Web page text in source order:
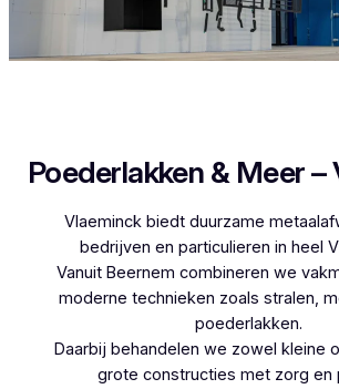
Poederlakken & Meer –
Vlaeminck biedt duurzame
bedrijven en particulieren in heel
Vanuit Beernem combineren we
moderne technieken zoals stralen,
poederlakken.
Daarbij behandelen we zowel kleine
grote constructies met zorg en